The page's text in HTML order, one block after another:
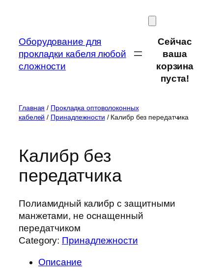
Оборудование для
прокладки кабеля любой
сложности
Сейчас
ваша
корзина
пуста!
Главная / Прокладка оптоволоконных
кабелей / Принадлежности / Калибр без передатчика
Калибр без
передатчика
Полиамидный калибр с защитными
манжетами, не оснащенный
передатчиком
Category: Принадлежности
Описание